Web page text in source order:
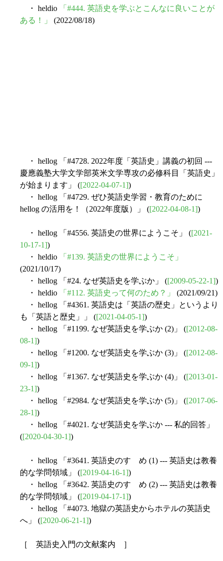
・ heldio
「#444. 英語史を学ぶとこんなに良いことが
ある！」
(2022/08/18)
・ hellog 「#4728. 2022年度「英語史」講義の初回 ---
慶應義塾大学文学部英米文学専攻の必修科目「英語史」
が始まります」 ([2022-04-07-1])
・ hellog 「#4729. ぜひ英語史学習・教育のために
hellog の活用を！（2022年度版）」 ([2022-04-08-1])
・ hellog 「#4556. 英語史の世界にようこそ」 ([2021-
10-17-1])
・ heldio
「#139. 英語史の世界にようこそ」
(2021/10/17)
・ hellog 「#24. なぜ英語史を学ぶか」 ([2009-05-22-1])
・ heldio
「#112. 英語史って何のため？」
(2021/09/21)
・ hellog 「#4361. 英語史は「英語の歴史」というより
も「英語と歴史」」 ([2021-04-05-1])
・ hellog 「#1199. なぜ英語史を学ぶか (2)」 ([2012-08-
08-1])
・ hellog 「#1200. なぜ英語史を学ぶか (3)」 ([2012-08-
09-1])
・ hellog 「#1367. なぜ英語史を学ぶか (4)」 ([2013-01-
23-1])
・ hellog 「#2984. なぜ英語史を学ぶか (5)」 ([2017-06-
28-1])
・ hellog 「#4021. なぜ英語史を学ぶか --- 私的回答」
([2020-04-30-1])
・ hellog 「#3641. 英語史のすゝめ (1) --- 英語史は教養
的な学問領域」 ([2019-04-16-1])
・ hellog 「#3642. 英語史のすゝめ (2) --- 英語史は教養
的な学問領域」 ([2019-04-17-1])
・ hellog 「#4073. 地獄の英語史からホテルの英語史
へ」 ([2020-06-21-1])
［ 英語史入門の文献案内 ］